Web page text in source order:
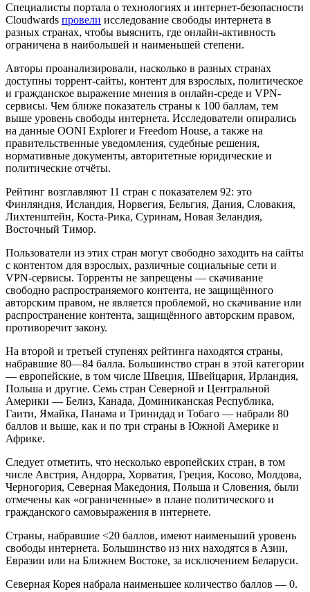
Специалисты портала о технологиях и интернет-безопасности
Cloudwards провели исследование свободы интернета в
разных странах, чтобы выяснить, где онлайн-активность
ограничена в наибольшей и наименьшей степени.
Авторы проанализировали, насколько в разных странах
доступны торрент-сайты, контент для взрослых, политическое
и гражданское выражение мнения в онлайн-среде и VPN-
сервисы. Чем ближе показатель страны к 100 баллам, тем
выше уровень свободы интернета. Исследователи опирались
на данные OONI Explorer и Freedom House, а также на
правительственные уведомления, судебные решения,
нормативные документы, авторитетные юридические и
политические отчёты.
Рейтинг возглавляют 11 стран с показателем 92: это
Финляндия, Исландия, Норвегия, Бельгия, Дания, Словакия,
Лихтенштейн, Коста-Рика, Суринам, Новая Зеландия,
Восточный Тимор.
Пользователи из этих стран могут свободно заходить на сайты
с контентом для взрослых, различные социальные сети и
VPN-сервисы. Торренты не запрещены — скачивание
свободно распространяемого контента, не защищённого
авторским правом, не является проблемой, но скачивание или
распространение контента, защищённого авторским правом,
противоречит закону.
На второй и третьей ступенях рейтинга находятся страны,
набравшие 80—84 балла. Большинство стран в этой категории
— европейские, в том числе Швеция, Швейцария, Ирландия,
Польша и другие. Семь стран Северной и Центральной
Америки — Белиз, Канада, Доминиканская Республика,
Гаити, Ямайка, Панама и Тринидад и Тобаго — набрали 80
баллов и выше, как и по три страны в Южной Америке и
Африке.
Следует отметить, что несколько европейских стран, в том
числе Австрия, Андорра, Хорватия, Греция, Косово, Молдова,
Черногория, Северная Македония, Польша и Словения, были
отмечены как «ограниченные» в плане политического и
гражданского самовыражения в интернете.
Страны, набравшие <20 баллов, имеют наименьший уровень
свободы интернета. Большинство из них находятся в Азии,
Евразии или на Ближнем Востоке, за исключением Беларуси.
Северная Корея набрала наименьшее количество баллов — 0.